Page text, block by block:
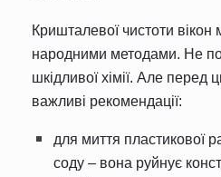
Кришталевої чистоти вікон
народними методами. Не
шкідливої хімії. Але перед
важливі рекомендації:
для миття пластикової
соду – вона руйнує